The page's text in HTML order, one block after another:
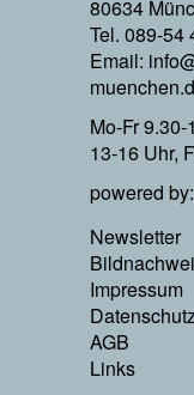
80634
Tel. 089-54
Email:
Mo-Fr
13-16 Uhr,
powered
Menu
Rechts
Newsletter
Impressum
AGB
Links